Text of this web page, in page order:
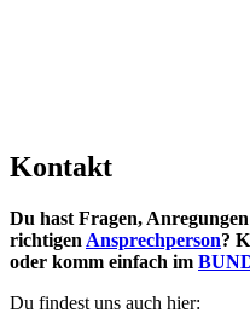
Kontakt
Du hast Fragen,
richtigen Ansprechperson?
oder komm einfach im
Du findest uns auch hier: